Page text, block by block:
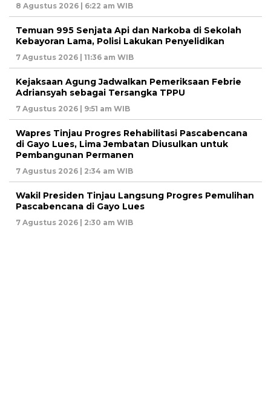
8 Agustus 2026 | 6:22 am WIB
Temuan 995 Senjata Api dan Narkoba di Sekolah
Kebayoran Lama, Polisi Lakukan Penyelidikan
7 Agustus 2026 | 11:36 am WIB
Kejaksaan Agung Jadwalkan Pemeriksaan Febrie
Adriansyah sebagai Tersangka TPPU
7 Agustus 2026 | 9:51 am WIB
Wapres Tinjau Progres Rehabilitasi Pascabencana
di Gayo Lues, Lima Jembatan Diusulkan untuk
Pembangunan Permanen
7 Agustus 2026 | 2:34 am WIB
Wakil Presiden Tinjau Langsung Progres Pemulihan
Pascabencana di Gayo Lues
7 Agustus 2026 | 2:30 am WIB